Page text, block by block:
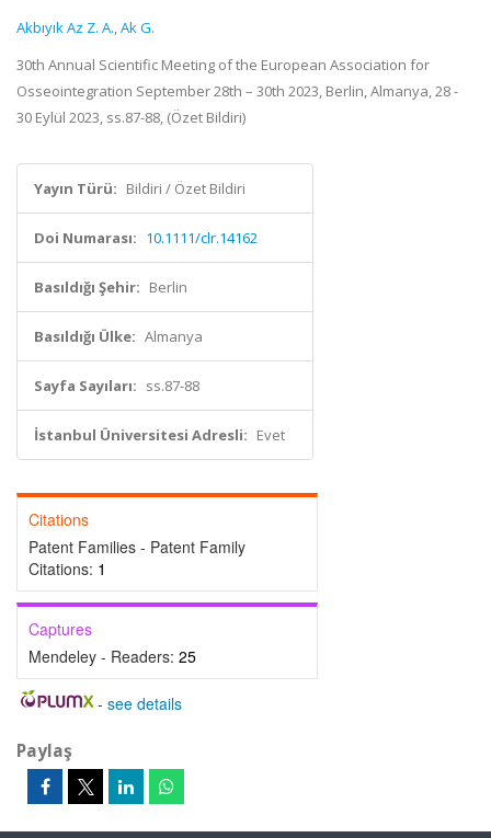
Akbıyık Az Z. A.,Ak G.
30th Annual Scientific Meeting of the European Association for
Osseointegration September 28th – 30th 2023, Berlin, Almanya, 28 -
30 Eylül 2023, ss.87-88, (Özet Bildiri)
Yayın Türü: Bildiri / Özet Bildiri
Doi Numarası: 10.1111/clr.14162
Basıldığı Şehir: Berlin
Basıldığı Ülke: Almanya
Sayfa Sayıları: ss.87-88
İstanbul Üniversitesi Adresli: Evet
Citations
Patent Families - Patent Family
Citations: 1
Captures
Mendeley - Readers: 25
- see details
Paylaş